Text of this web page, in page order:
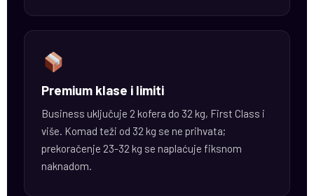
Premium klase i limiti
Business uključuje 2 kofera do 32 kg, First Class i
više. Komad teži od 32 kg se ne prihvata;
prekoračenje 23-32 kg se naplaćuje fiksnom
naknadom.